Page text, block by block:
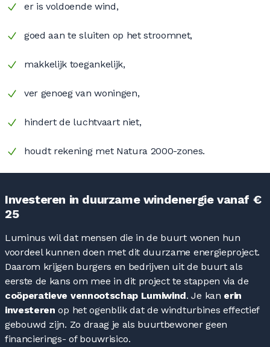
er is voldoende wind,
goed aan te sluiten op het stroomnet,
makkelijk toegankelijk,
ver genoeg van woningen,
hindert de luchtvaart niet,
houdt rekening met Natura 2000-zones.
Investeren in duurzame windenergie vanaf €
25
Luminus wil dat mensen die in de buurt wonen hun
voordeel kunnen doen met dit duurzame energieproject.
Daarom krijgen burgers en bedrijven uit de buurt als
eerste de kans om mee in dit project te stappen via de
coöperatieve vennootschap Lumiwind. Je kan erin
investeren op het ogenblik dat de windturbines effectief
gebouwd zijn. Zo draag je als buurtbewoner geen
financierings- of bouwrisico.